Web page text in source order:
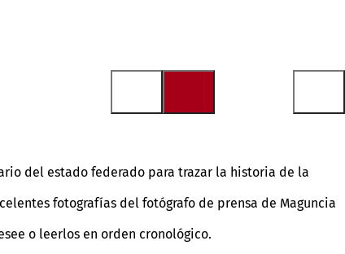
del estado federado para trazar la historia de la
fotografías del fotógrafo de prensa de Maguncia
o leerlos en orden cronológico.